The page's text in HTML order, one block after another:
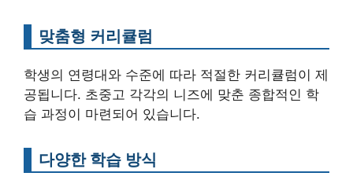
맞춤형 커리큘럼
학생의 연령대와 수준에 따라 적절한 커리큘럼이 제
공됩니다. 초중고 각각의 니즈에 맞춘 종합적인 학
습 과정이 마련되어 있습니다.
다양한 학습 방식